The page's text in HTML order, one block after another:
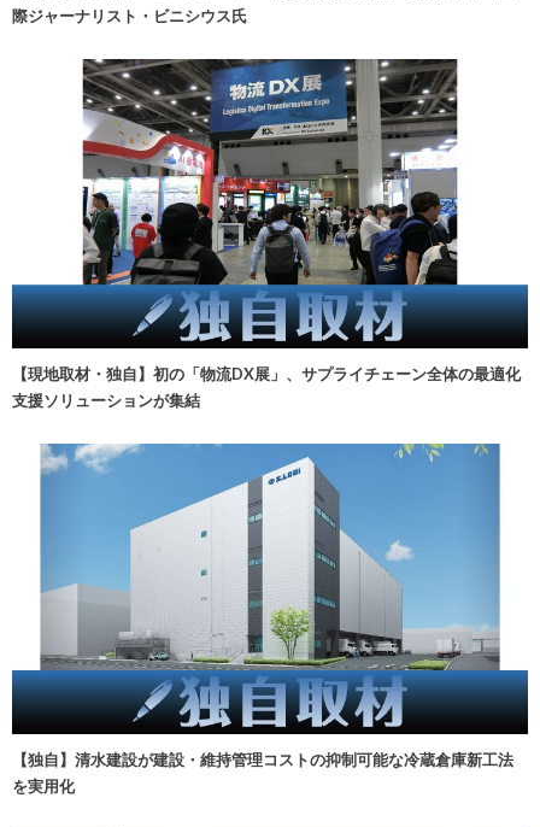
際ジャーナリスト・ビニシウス氏
【現地取材・独自】初の「物流DX展」、サプライチェーン全体の最適化
支援ソリューションが集結
【独自】清水建設が建設・維持管理コストの抑制可能な冷蔵倉庫新工法
を実用化